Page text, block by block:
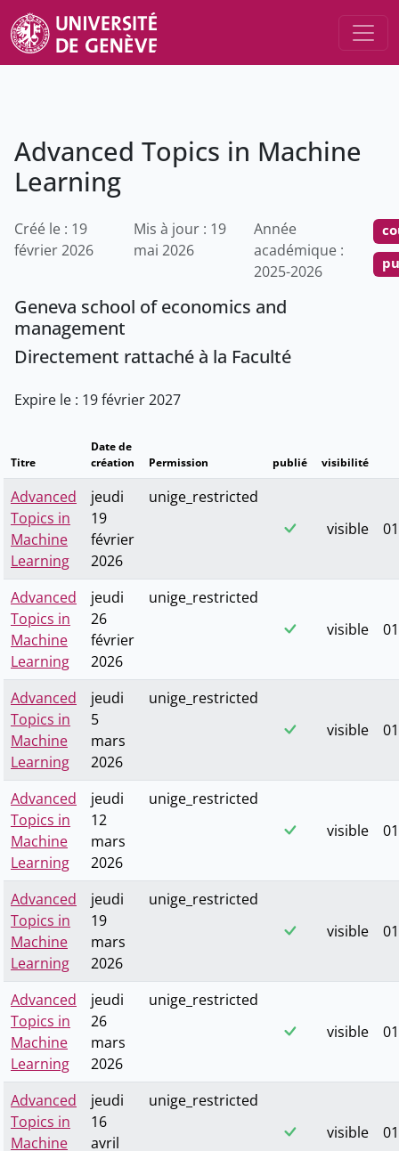
Advanced Topics in Machine
Learning
Créé le : 19
février 2026
Mis à jour : 19
mai 2026
Année
académique :
2025-2026
Geneva school of economics and
management
Directement rattaché à la Faculté
Expire le : 19 février 2027
Titre
Date de
création
Permission publié visibilité
Advanced
Topics in
Machine
Learning
jeudi
19
février
2026
unige_restricted
visible
Advanced
Topics in
Machine
Learning
jeudi
26
février
2026
unige_restricted
visible
Advanced
Topics in
Machine
Learning
jeudi
5
mars
2026
unige_restricted
visible
Advanced
Topics in
Machine
Learning
jeudi
12
mars
2026
unige_restricted
visible
Advanced
Topics in
Machine
Learning
jeudi
19
mars
2026
unige_restricted
visible
Advanced
Topics in
Machine
Learning
jeudi
26
mars
2026
unige_restricted
visible
Advanced
Topics in
Machine
jeudi
16
avril
unige_restricted
visible